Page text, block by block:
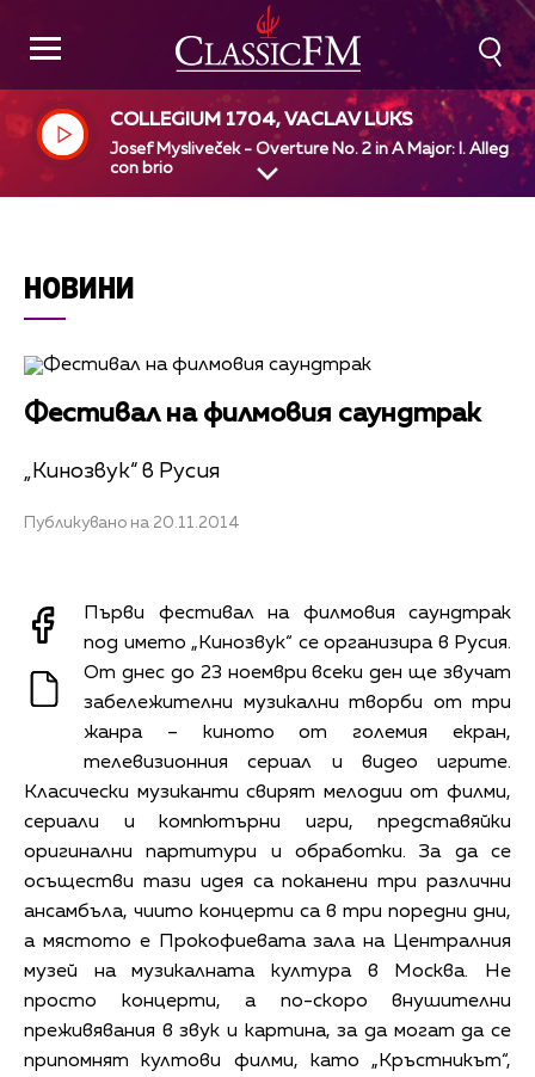
COLLEGIUM 1704, VACLAV LUKS
Josef Mysliveček - Overture No. 2 in A Major: I. Allegro
con brio
НОВИНИ
Фестивал на филмовия саундтрак
„Кинозвук“ в Русия
Публикувано на 20.11.2014
Първи фестивал на филмовия саундтрак
под името „Кинозвук“ се организира в Русия.
От днес до 23 ноември всеки ден ще звучат
забележителни музикални творби от три
жанра – киното от големия екран,
телевизионния сериал и видео игрите.
Класически музиканти свирят мелодии от филми,
сериали и компютърни игри, представяйки
оригинални партитури и обработки. За да се
осъществи тази идея са поканени три различни
ансамбъла, чиито концерти са в три поредни дни,
а мястото е Прокофиевата зала на Централния
музей на музикалната култура в Москва. Не
просто концерти, а по-скоро внушителни
преживявания в звук и картина, за да могат да се
припомнят култови филми, като „Кръстникът“,